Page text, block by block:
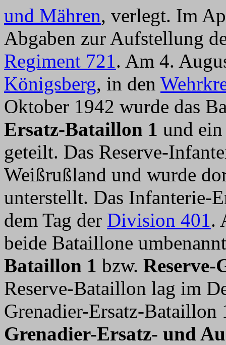
und Mähren, verlegt. Im
Abgaben zur Aufstellung
Regiment 721. Am 4.
Königsberg, in den
Oktober 1942 wurde das
Ersatz-Bataillon 1 und
geteilt. Das Reserve-
Weißrußland und wurde
unterstellt. Das Infanterie-
dem Tag der Division 401.
beide Bataillone
Bataillon 1 bzw.
Reserve-Bataillon lag im
Grenadier-Ersatz-
Grenadier-Ersatz- und